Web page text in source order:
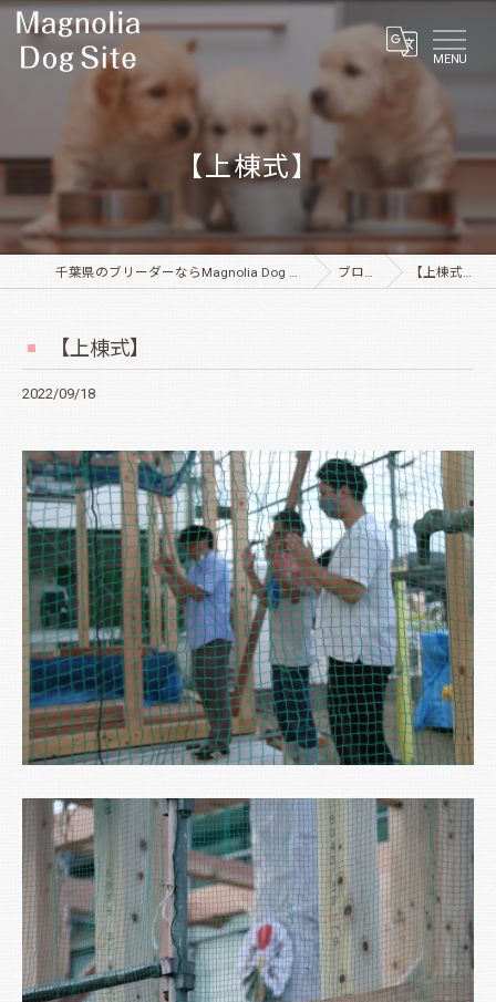
MENU
【上棟式】
千葉県のブリーダーならMagnolia Dog Site ブログ 【上棟式】
【上棟式】
2022/09/18